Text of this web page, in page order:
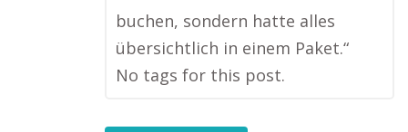
buchen, sondern hatte alles
übersichtlich in einem Paket.“
No tags for this post.